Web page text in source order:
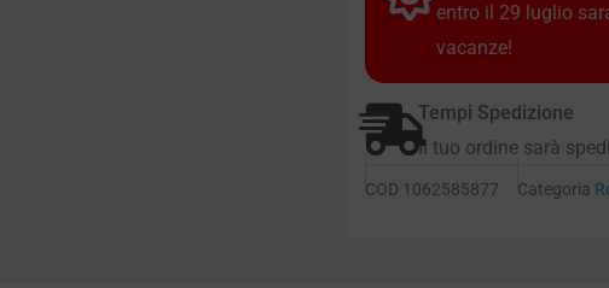
entro il 29 luglio
vacanze!
Tempi Spedizione
Il tuo ordine sarà
COD 1062585877 Categoria